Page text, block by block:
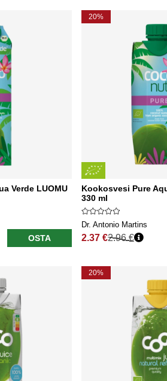
Verde LUOMU
OSTA
20%
Kookosvesi Pure
330 ml
Dr. Antonio Martins
2.37 €
Normaali hinta
2.96 €
20%